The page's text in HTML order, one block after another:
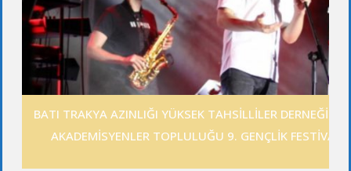
BATI TRAKYA AZINLIĞI YÜKSEK TAHSİLLİLER DERNEĞİ
AKADEMİSYENLER TOPLULUĞU 9. GENÇLİK FESTİVALİ